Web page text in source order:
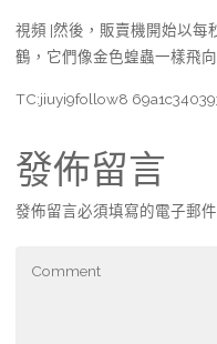
視頻 |然後，販賣機開始以每
鶴，它們像金色蝗蟲一樣飛
TC:jiuyi9follow8
發佈留言
發佈留言必須填寫的電子郵